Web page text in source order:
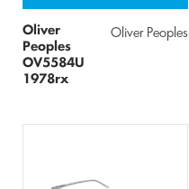
Oliver
Peoples
OV5584U
1978rx
Oliver Peoples